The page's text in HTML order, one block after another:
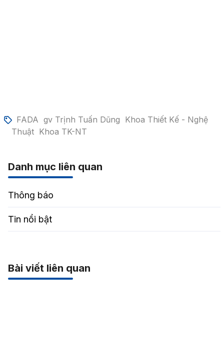
FADA gv Trịnh Tuấn Dũng Khoa Thiết Kế - Nghệ
Thuật Khoa TK-NT
Danh mục liên quan
Thông báo
Tin nổi bật
Bài viết liên quan